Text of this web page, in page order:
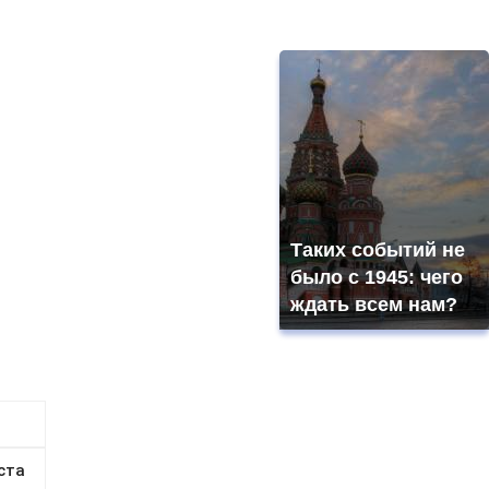
Таких событий не
было с 1945: чего
ждать всем нам?